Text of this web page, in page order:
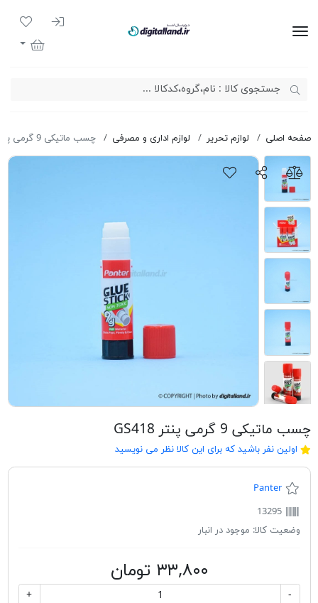
ورود به
لیست
سبد خرید
صفحه اصلی لوازم تحریر لوازم اداری و مصرفی چسب ماتيكی 9 گرمی پنتر GS418
چسب ماتيكی 9 گرمی پنتر GS418
اولین نفر باشید که برای این کالا نظر می نویسید
Panter
13295
وضعیت کالا: موجود در انبار
۳۳,۸۰۰ تومان
-
+